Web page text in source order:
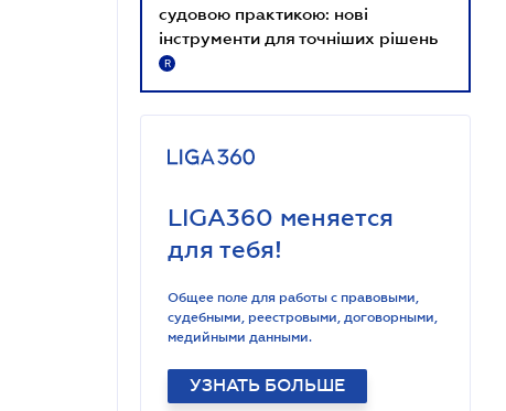
судовою практикою: нові
інструменти для точніших рішень
R
LIGA360 меняется
для тебя!
Общее поле для работы с правовыми,
судебными, реестровыми, договорными,
медийными данными.
УЗНАТЬ БОЛЬШЕ